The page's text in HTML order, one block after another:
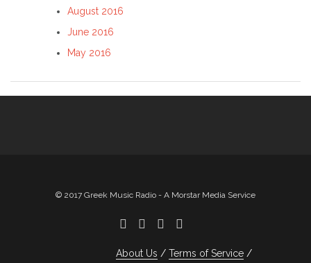
August 2016
June 2016
May 2016
© 2017 Greek Music Radio - A Morstar Media Service
About Us
Terms of Service